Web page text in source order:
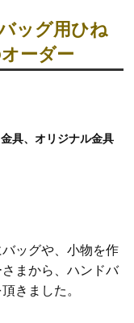
ッグ用ひね
ーダー
具、オリジナル金具
ッグや、小物を作
まから、ハンドバ
きました。